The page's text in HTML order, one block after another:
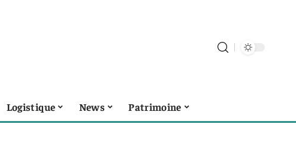
Logistique News Patrimoine